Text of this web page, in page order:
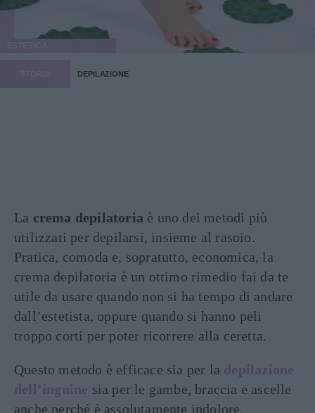
DEPILAZIONE
La crema depilatoria è uno dei metodi più
utilizzati per depilarsi, insieme al rasoio.
Pratica, comoda e, sopratutto, economica, la
crema depilatoria è un ottimo rimedio fai da te
utile da usare quando non si ha tempo di andare
dall’estetista, oppure quando si hanno peli
troppo corti per poter ricorrere alla ceretta.
Questo metodo è efficace sia per la depilazione
dell’inguine sia per le gambe, braccia e ascelle
anche perché è assolutamente indolore.